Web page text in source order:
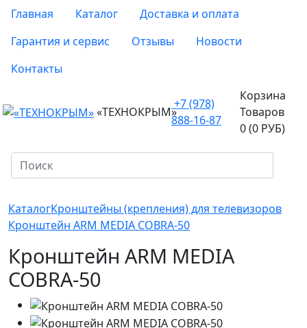
Главная Каталог
Доставка и оплата
Гарантия и сервис
Отзывы
Новости
Контакты
«ТЕХНОКРЫМ»
+7 (978)
888-16-87
Корзина
Товаров
0 (0 РУБ)
КаталогКронштейны (крепления) для телевизоров
Кронштейн ARM MEDIA COBRA-50
Кронштейн ARM MEDIA
COBRA-50